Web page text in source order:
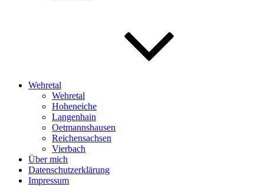
Wehretal
Wehretal
Hoheneiche
Langenhain
Oetmannshausen
Reichensachsen
Vierbach
Über mich
Datenschutzerklärung
Impressum